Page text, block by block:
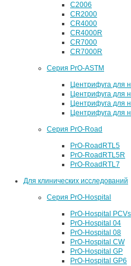
C2006
CR2000
CR4000
CR4000R
CR7000
CR7000R
Серия PrO-ASTM
Центрифуга для
Центрифуга для
Центрифуга для
Центрифуга для
Серия PrO-Road
PrO-RoadRTL5
PrO-RoadRTL5R
PrO-RoadRTL7
Для клинических исследований
Серия PrO-Hospital
PrO-Hospital PCVs
PrO-Hospital 04
PrO-Hospital 08
PrO-Hospital CW
PrO-Hospital GP
PrO-Hospital GP6